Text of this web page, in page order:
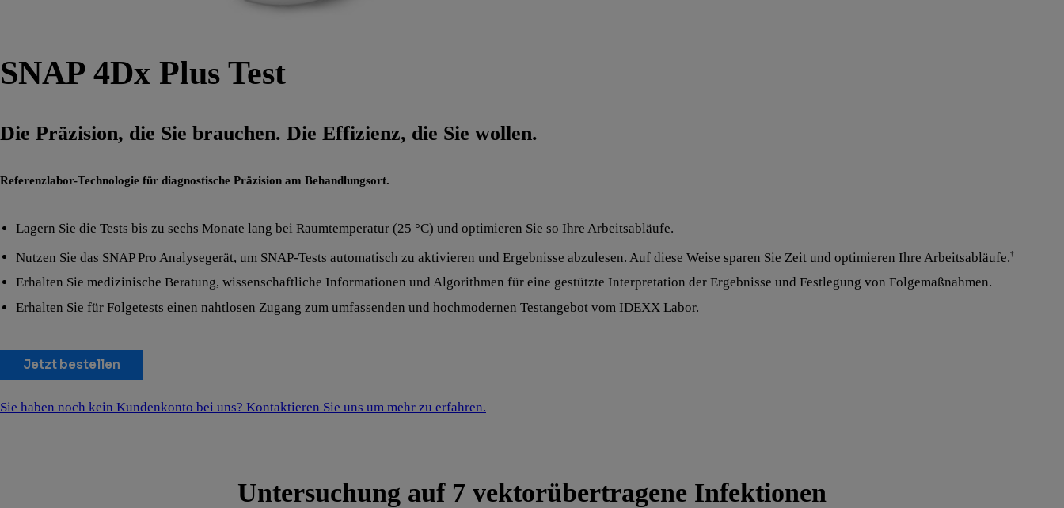
SNAP 4Dx Plus Test
Die Präzision, die Sie brauchen. Die Effizienz, die Sie wollen.
Referenzlabor-Technologie für diagnostische Präzision am Behandlungsort.
Lagern Sie die Tests bis zu sechs Monate lang bei Raumtemperatur (25 °C) und optimieren Sie so Ihre Arbeitsabläufe.
Nutzen Sie das SNAP Pro Analysegerät, um SNAP-Tests automatisch zu aktivieren und Ergebnisse abzulesen. Auf diese Weise sparen Sie Zeit und optimieren Ihre Arbeitsabläufe.†
Erhalten Sie medizinische Beratung, wissenschaftliche Informationen und Algorithmen für eine gestützte Interpretation der Ergebnisse und Festlegung von Folgemaßnahmen.
Erhalten Sie für Folgetests einen nahtlosen Zugang zum umfassenden und hochmodernen Testangebot vom IDEXX Labor.
Jetzt bestellen
Sie haben noch kein Kundenkonto bei uns? Kontaktieren Sie uns um mehr zu erfahren.
Untersuchung auf 7 vektorübertragene Infektionen